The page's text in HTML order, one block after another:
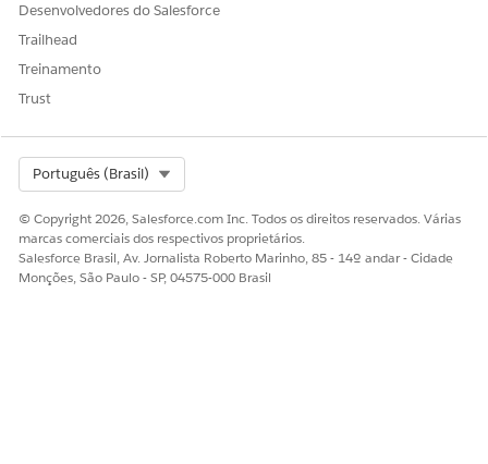
Desenvolvedores do Salesforce
Trailhead
Treinamento
Trust
Português (Brasil)
© Copyright 2026, Salesforce.com Inc. Todos os direitos reservados. Várias
marcas comerciais dos respectivos proprietários.
Salesforce Brasil, Av. Jornalista Roberto Marinho, 85 - 14º andar - Cidade
Monções, São Paulo - SP, 04575-000 Brasil